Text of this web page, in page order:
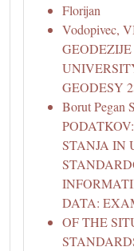
Florijan
Vodopivec,
GEODESY
Borut Pegan
STANJA IN
DATA:
OF THE